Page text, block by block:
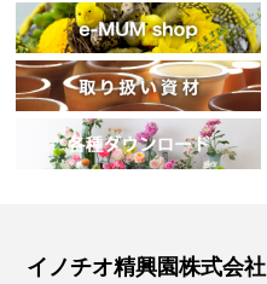
イノチオ精興園株式会社